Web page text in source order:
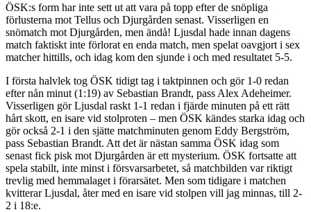
ÖSK:s form har inte sett ut att vara på topp efter de snöpliga
förlusterna mot Tellus och Djurgården senast. Visserligen en
snömatch mot Djurgården, men ändå! Ljusdal hade innan dagens
match faktiskt inte förlorat en enda match, men spelat oavgjort i sex
matcher hittills, och idag kom den sjunde i och med resultatet 5-5.
I första halvlek tog ÖSK tidigt tag i taktpinnen och gör 1-0 redan
efter nån minut (1:19) av Sebastian Brandt, pass Alex Adeheimer.
Visserligen gör Ljusdal raskt 1-1 redan i fjärde minuten på ett rätt
hårt skott, en isare vid stolproten – men ÖSK kändes starka idag och
gör också 2-1 i den sjätte matchminuten genom Eddy Bergström,
pass Sebastian Brandt. Att det är nästan samma ÖSK idag som
senast fick pisk mot Djurgården är ett mysterium. ÖSK fortsatte att
spela stabilt, inte minst i försvarsarbetet, så matchbilden var riktigt
trevlig med hemmalaget i förarsätet. Men som tidigare i matchen
kvitterar Ljusdal, åter med en isare vid stolpen vill jag minnas, till 2-
2 i 18:e.